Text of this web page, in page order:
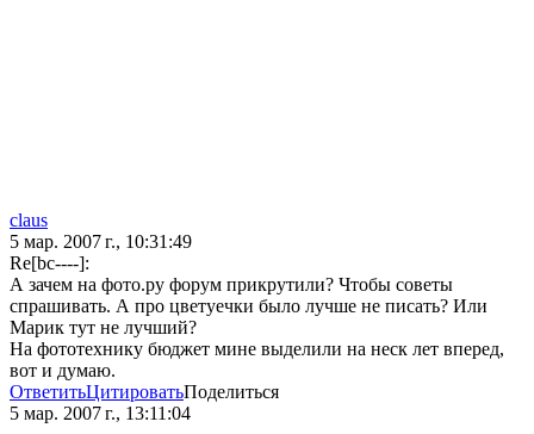
claus
5 мар. 2007 г., 10:31:49
Re[bc----]:
А зачем на фото.ру форум прикрутили? Чтобы советы
спрашивать. А про цветуечки было лучше не писать? Или
Марик тут не лучший?
На фототехнику бюджет мине выделили на неск лет вперед,
вот и думаю.
ОтветитьЦитироватьПоделиться
5 мар. 2007 г., 13:11:04